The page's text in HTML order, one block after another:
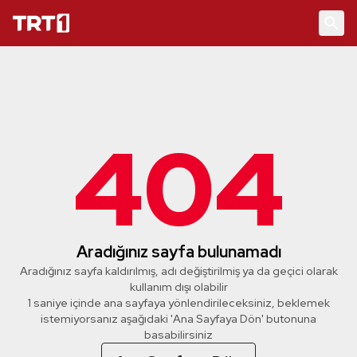
404
Aradığınız sayfa bulunamadı
Aradığınız sayfa kaldırılmış, adı değiştirilmiş ya da geçici olarak
kullanım dışı olabilir
1 saniye içinde ana sayfaya yönlendirileceksiniz, beklemek
istemiyorsanız aşağıdaki 'Ana Sayfaya Dön' butonuna
basabilirsiniz